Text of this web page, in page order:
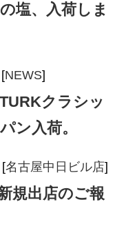
塩、入荷しま
[NEWS]
クラシッ
ン入荷。
[名古屋中日ビル店]
規出店のご報